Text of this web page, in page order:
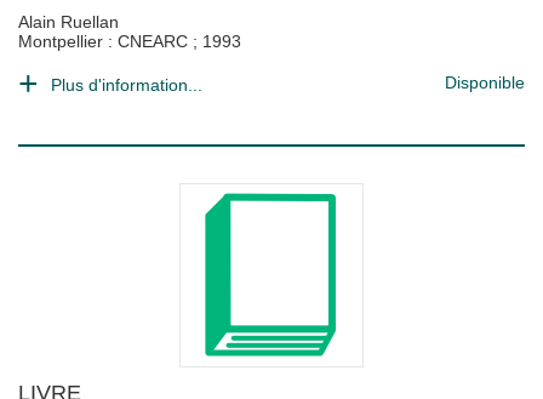
Alain Ruellan
Montpellier : CNEARC ; 1993
Plus d'information... Disponible
LIVRE